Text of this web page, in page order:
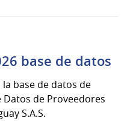
base de datos
base de datos de
de Proveedores
S.A.S.